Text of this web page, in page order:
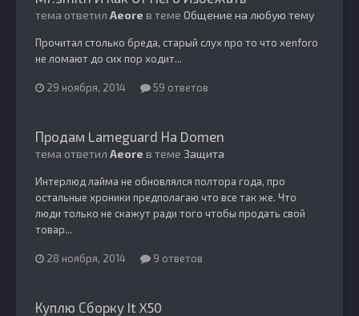
тема ответил Aeore в теме Общение на любую тему
Прочитал столько бреда, старый слух про то что xenforo
не ломают до сих пор ходит...
29 ноября, 2014 59 ответов
Продам Lameguard На Domen
тема ответил Aeore в теме Защита
Интерлюд лайма не обновлялся полтора года, про
остальные хроники предполагаю что все так же. Что
люди только не скажут ради того чтобы продать свой
товар...
28 ноября, 2014 9 ответов
Куплю Сборку It X50